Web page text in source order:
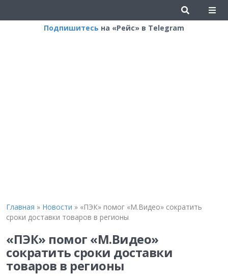
Подпишитесь на «Рейс» в Telegram
Главная » Новости » «ПЭК» помог «М.Видео» сократить
сроки доставки товаров в регионы
«ПЭК» помог «М.Видео»
сократить сроки доставки
товаров в регионы